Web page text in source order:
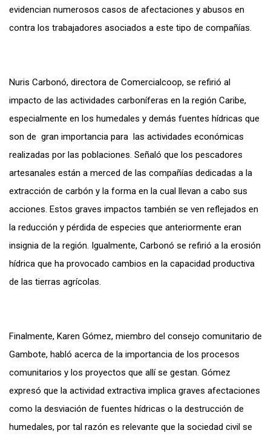
evidencian numerosos casos de afectaciones y abusos en
contra los trabajadores asociados a este tipo de compañías.
Nuris Carbonó, directora de Comercialcoop, se refirió al
impacto de las actividades carboníferas en la región Caribe,
especialmente en los humedales y demás fuentes hídricas que
son de gran importancia para las actividades económicas
realizadas por las poblaciones. Señaló que los pescadores
artesanales están a merced de las compañías dedicadas a la
extracción de carbón y la forma en la cual llevan a cabo sus
acciones. Estos graves impactos también se ven reflejados en
la reducción y pérdida de especies que anteriormente eran
insignia de la región. Igualmente, Carbonó se refirió a la erosión
hídrica que ha provocado cambios en la capacidad productiva
de las tierras agrícolas.
Finalmente, Karen Gómez, miembro del consejo comunitario de
Gambote, habló acerca de la importancia de los procesos
comunitarios y los proyectos que allí se gestan. Gómez
expresó que la actividad extractiva implica graves afectaciones
como la desviación de fuentes hídricas o la destrucción de
humedales, por tal razón es relevante que la sociedad civil se